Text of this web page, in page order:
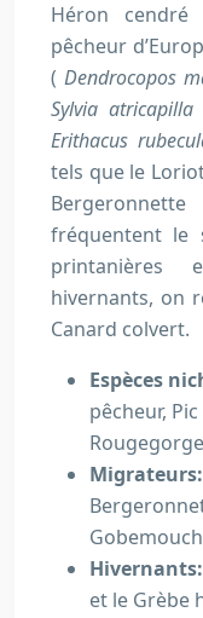
Héron
pêcheur
( Dendrocopos
Sylvia atricapilla
Erithacus
tels que le
fréquentent le
printanières
hivernants, on
Canard colvert.
Espèces
pêcheur,
Migrateurs:
Hivernants:
et le Grèbe